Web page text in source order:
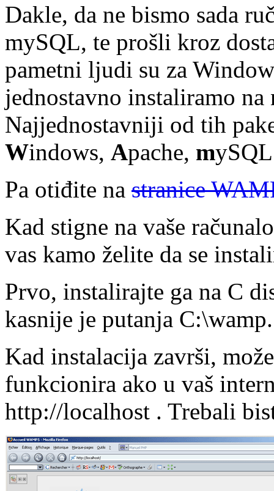
Dakle, da ne bismo sada
mySQL, te prošli kroz
pametni ljudi su za
jednostavno instaliramo na
Najjednostavniji od tih
Windows, Apache, m
Pa otiđite na stranice
Kad stigne na vaše
vas kamo želite da se
Prvo, instalirajte ga na C
kasnije je putanja C:\wamp.
Kad instalacija završi,
funkcionira ako u vaš
http://localhost . Trebali